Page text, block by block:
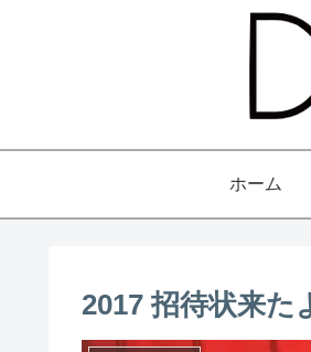
ホーム
2017 招待状来